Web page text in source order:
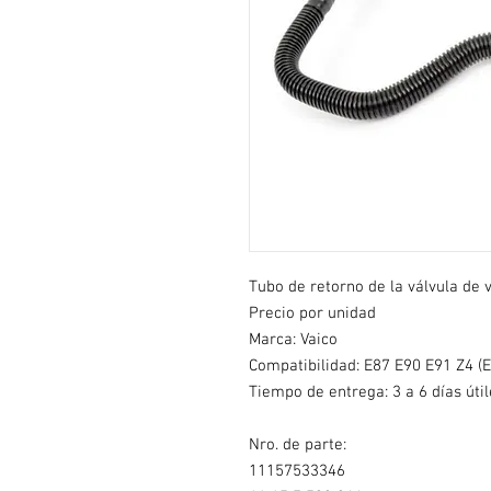
Tubo de retorno de la válvula de
Precio por unidad
Marca: Vaico
Compatibilidad: E87 E90 E91 Z4
Tiempo de entrega: 3 a 6 días
Nro. de parte:
11157533346